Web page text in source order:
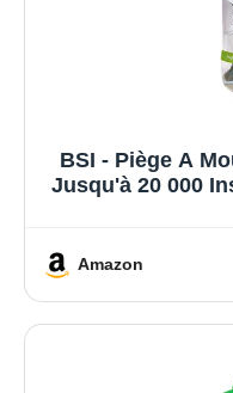
BSI - Piège A
Jusqu'à 20 000
Amazon